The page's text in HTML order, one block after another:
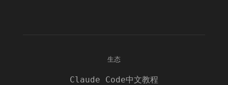
生态
Claude Code中文教程